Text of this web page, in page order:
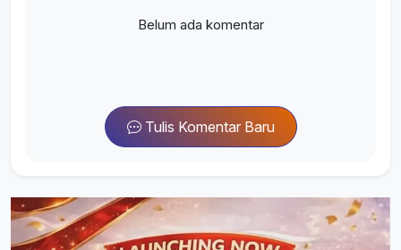
Belum ada komentar
Tulis Komentar Baru